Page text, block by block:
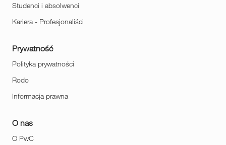
Studenci i absolwenci
Kariera - Profesjonaliści
Prywatność
Polityka prywatności
Rodo
Informacja prawna
O nas
O PwC